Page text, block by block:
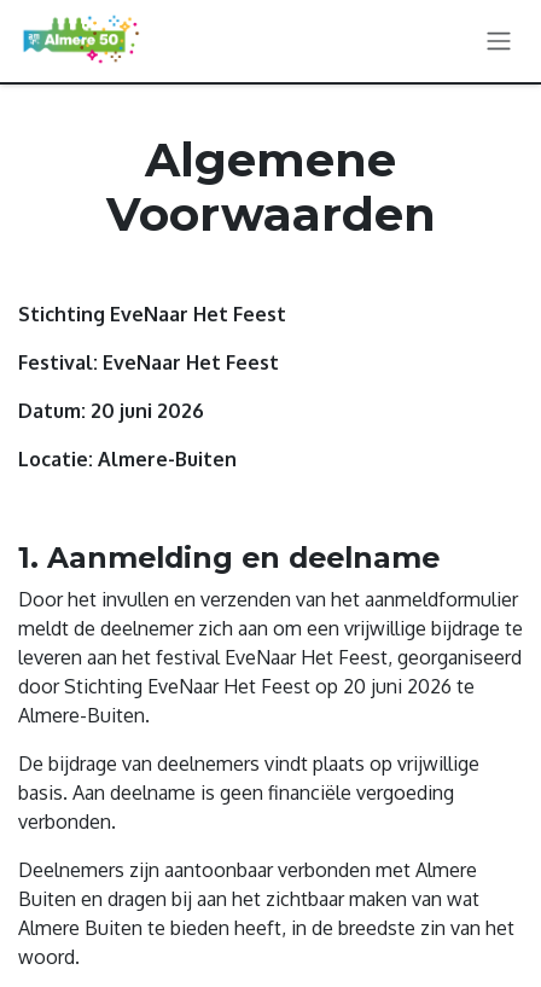
Overslaan naar inhoud
Algemene
Voorwaarden
Stichting EveNaar Het Feest
Festival: EveNaar Het Feest
Datum: 20 juni 2026
Locatie: Almere-Buiten
1. Aanmelding en deelname
Door het invullen en verzenden van het aanmeldformulier
meldt de deelnemer zich aan om een vrijwillige bijdrage te
leveren aan het festival EveNaar Het Feest, georganiseerd
door Stichting EveNaar Het Feest op 20 juni 2026 te
Almere-Buiten.
De bijdrage van deelnemers vindt plaats op vrijwillige
basis. Aan deelname is geen financiële vergoeding
verbonden.
Deelnemers zijn aantoonbaar verbonden met Almere
Buiten en dragen bij aan het zichtbaar maken van wat
Almere Buiten te bieden heeft, in de breedste zin van het
woord.